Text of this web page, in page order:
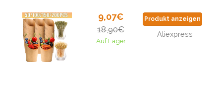
9,07€
18,90€
Auf Lager
Produkt anzeigen
Aliexpress